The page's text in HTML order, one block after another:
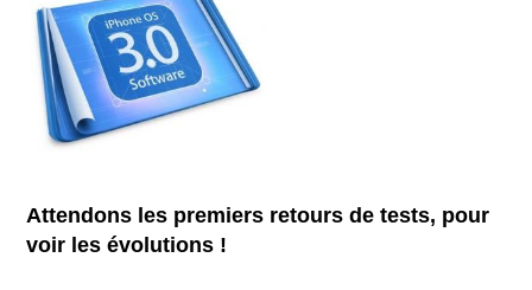
Attendons les premiers retours de tests, pour
voir les évolutions !